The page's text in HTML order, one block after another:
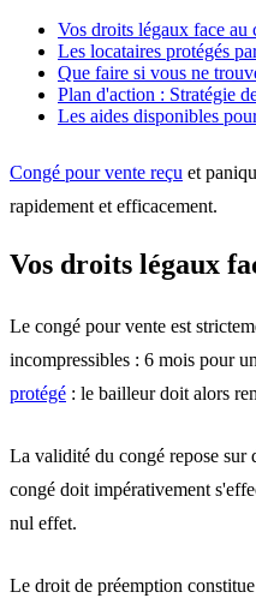
Vos droits légaux face au
Les locataires protégés
Que faire si vous ne
Plan d'action : Stratégie
Les aides disponibles
Congé pour vente reçu et
rapidement et efficacement.
Vos droits légaux
Le congé pour vente est
incompressibles : 6 mois pour
protégé : le bailleur doit alors
La validité du congé repose sur
congé doit impérativement
nul effet.
Le droit de préemption